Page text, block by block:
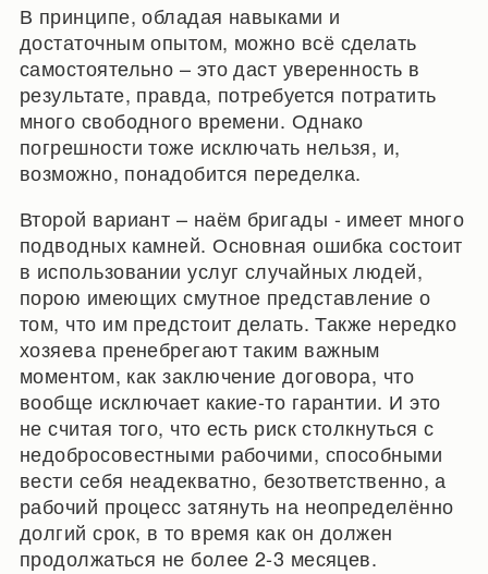
В принципе, обладая навыками и
достаточным опытом, можно всё сделать
самостоятельно – это даст уверенность в
результате, правда, потребуется потратить
много свободного времени. Однако
погрешности тоже исключать нельзя, и,
возможно, понадобится переделка.
Второй вариант – наём бригады - имеет много
подводных камней. Основная ошибка состоит
в использовании услуг случайных людей,
порою имеющих смутное представление о
том, что им предстоит делать. Также нередко
хозяева пренебрегают таким важным
моментом, как заключение договора, что
вообще исключает какие-то гарантии. И это
не считая того, что есть риск столкнуться с
недобросовестными рабочими, способными
вести себя неадекватно, безответственно, а
рабочий процесс затянуть на неопределённо
долгий срок, в то время как он должен
продолжаться не более 2-3 месяцев.